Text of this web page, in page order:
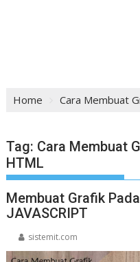
Home Cara Membuat
Tag: Cara Membuat
HTML
Membuat Grafik
JAVASCRIPT
sistemit.com